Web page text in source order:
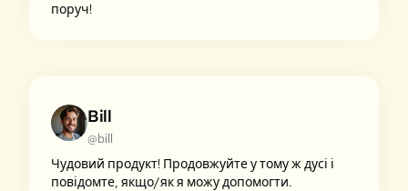
поруч!
Bill
@bill
Чудовий продукт! Продовжуйте у тому ж дусі і
повідомте, якщо/як я можу допомогти.